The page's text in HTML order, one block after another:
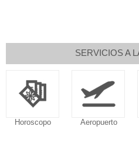
SERVICIOS A
Aeropuerto
Indicadores